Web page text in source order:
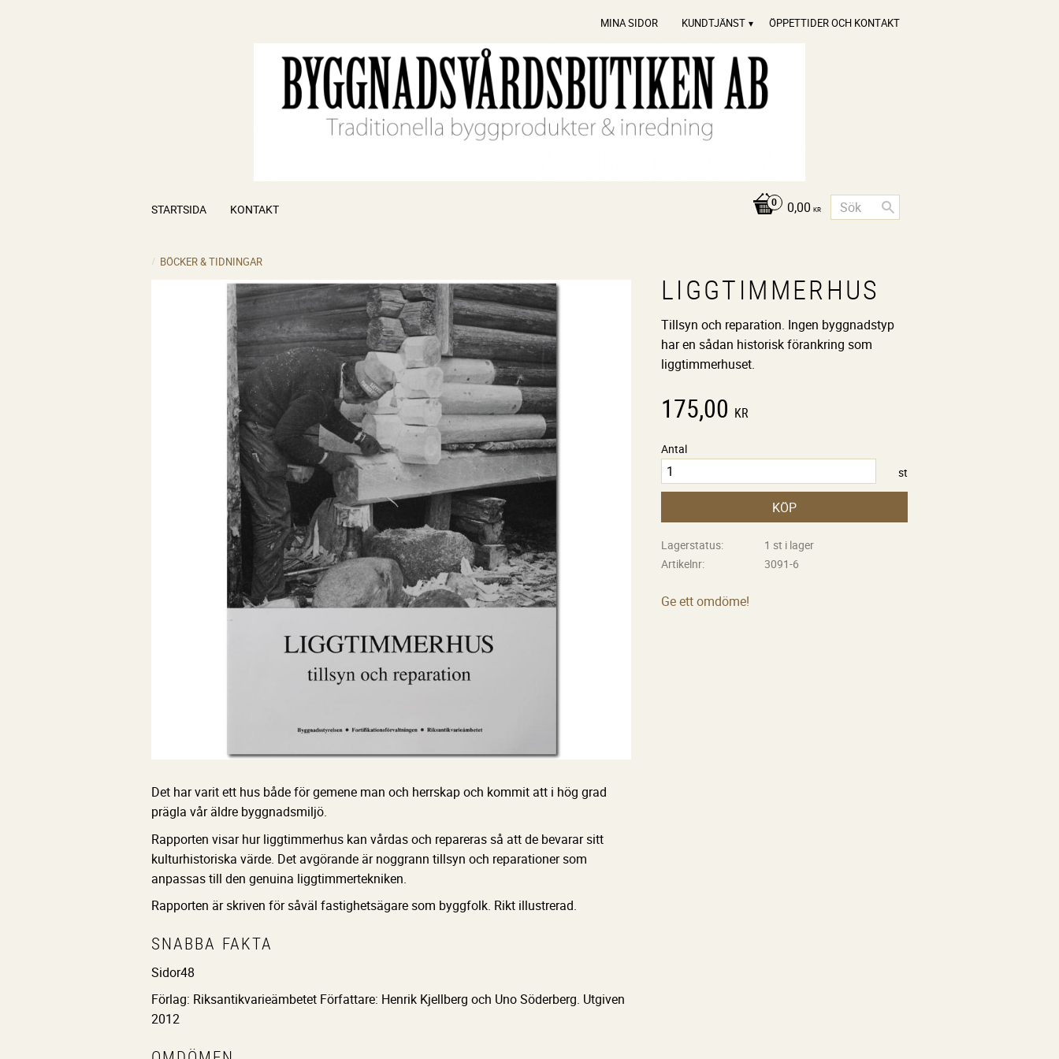
MINA SIDOR KUNDTJÄNST ÖPPETTIDER OCH KONTAKT
0,00 KR
STARTSIDA KONTAKT
BÖCKER & TIDNINGAR
LIGGTIMMERHUS
Tillsyn och reparation. Ingen byggnadstyp
har en sådan historisk förankring som
liggtimmerhuset.
175,00 KR
Antal
st
KÖP
Lagerstatus
1 st i lager
Artikelnr
3091-6
Ge ett omdöme!
Det har varit ett hus både för gemene man och herrskap och kommit att i hög grad
prägla vår äldre byggnadsmiljö.
Rapporten visar hur liggtimmerhus kan vårdas och repareras så att de bevarar sitt
kulturhistoriska värde. Det avgörande är noggrann tillsyn och reparationer som
anpassas till den genuina liggtimmertekniken.
Rapporten är skriven för såväl fastighetsägare som byggfolk. Rikt illustrerad.
SNABBA FAKTA
Sidor48
Förlag: Riksantikvarieämbetet Författare: Henrik Kjellberg och Uno Söderberg. Utgiven
2012